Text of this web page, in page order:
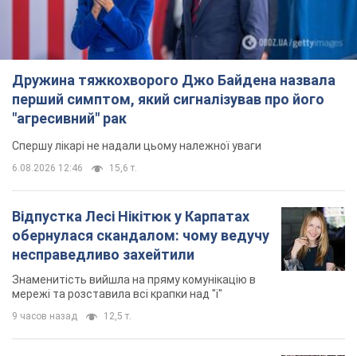
Дружина тяжкохворого Джо Байдена назвала
перший симптом, який сигналізував про його
"агресивний" рак
Спершу лікарі не надали цьому належної уваги
6.08.2026 12:46 15,6 т.
Відпустка Лесі Нікітюк у Карпатах
обернулася скандалом: чому ведучу
несправедливо захейтили
Знаменитість вийшла на пряму комунікацію в
мережі та розставила всі крапки над "і"
9 часов назад 12,5 т.